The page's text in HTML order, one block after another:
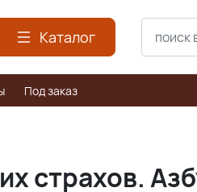
Каталог
Под заказ
страхов.